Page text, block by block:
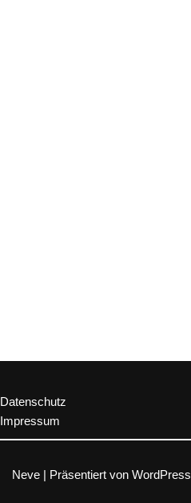
Datenschutz
Impressum
Neve | Präsentiert von WordPress